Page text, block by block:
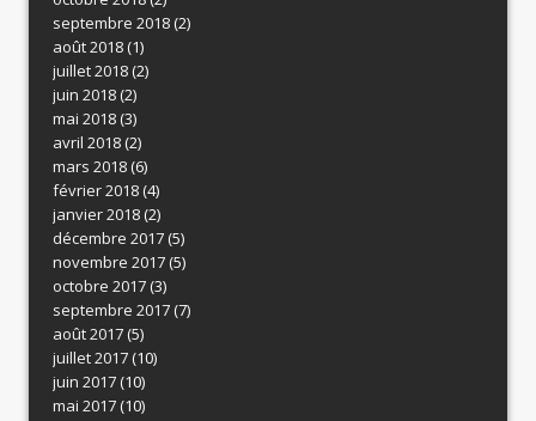
septembre 2018(2)
août 2018(1)
juillet 2018(2)
juin 2018(2)
mai 2018(3)
avril 2018(2)
mars 2018(6)
février 2018(4)
janvier 2018(2)
décembre 2017(5)
novembre 2017(5)
octobre 2017(3)
septembre 2017(7)
août 2017(5)
juillet 2017(10)
juin 2017(10)
mai 2017(10)